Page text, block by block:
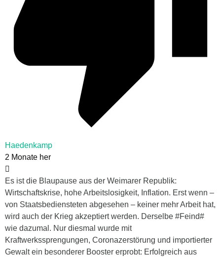
Haedenkamp
2 Monate her
Es ist die Blaupause aus der Weimarer Republik:
Wirtschaftskrise, hohe Arbeitslosigkeit, Inflation. Erst wenn –
von Staatsbediensteten abgesehen – keiner mehr Arbeit hat,
wird auch der Krieg akzeptiert werden. Derselbe #Feind#
wie dazumal. Nur diesmal wurde mit
Kraftwerkssprengungen, Coronazerstörung und importierter
Gewalt ein besonderer Booster erprobt: Erfolgreich aus